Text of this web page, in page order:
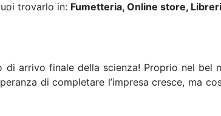
trovarlo in: Fumetteria, Online store,
arrivo finale della scienza! Proprio nel bel
di completare l’impresa cresce, ma